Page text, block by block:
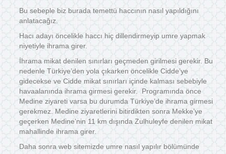
Bu sebeple biz burada temettü haccının nasıl yapıldığını
anlatacağız.
Hacı adayı öncelikle haccı hiç dillendirmeyip umre yapmak
niyetiyle ihrama girer.
İhrama mikat denilen sınırları geçmeden girilmesi gerekir. Bu
nedenle Türkiye’den yola çıkarken öncelikle Cidde’ye
gidecekse ve Cidde mikat sınırları içinde kalması sebebiyle
havaalanında ihrama girmesi gerekir. Programında önce
Medine ziyareti varsa bu durumda Türkiye’de ihrama girmesi
gerekmez. Medine ziyaretlerini bitirdikten sonra Mekke’ye
geçerken Medine’nin 11 km dışında Zulhuleyfe denilen mikat
mahallinde ihrama girer.
Daha sonra web sitemizde umre nasıl yapılır bölümünde